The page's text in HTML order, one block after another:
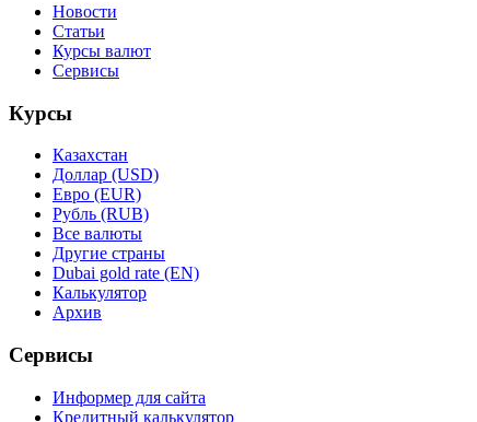
Новости
Статьи
Курсы валют
Сервисы
Курсы
Казахстан
Доллар (USD)
Евро (EUR)
Рубль (RUB)
Все валюты
Другие страны
Dubai gold rate (EN)
Калькулятор
Архив
Сервисы
Информер для сайта
Кредитный калькулятор